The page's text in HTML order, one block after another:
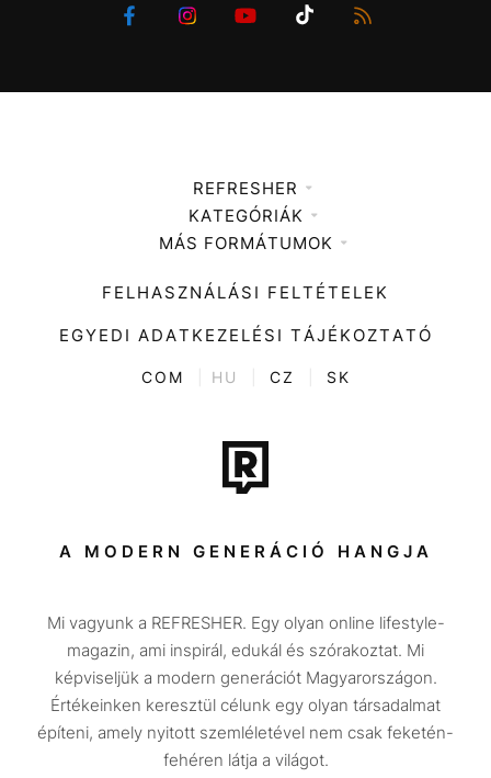
REFRESHER
Médiaajánlat
KATEGÓRIÁK
Zene
Divat
Kultúra
ENTR
Tech-Tudomány
Sport
Társadalom
Utazás
Életmód
Design
Beszélgetések
MÁS FORMÁTUMOK
FELHASZNÁLÁSI FELTÉTELEK
EGYEDI ADATKEZELÉSI TÁJÉKOZTATÓ
COM HU CZ SK
A MODERN GENERÁCIÓ HANGJA
Mi vagyunk a REFRESHER. Egy olyan online lifestyle-
magazin, ami inspirál, edukál és szórakoztat. Mi
képviseljük a modern generációt Magyarországon.
Értékeinken keresztül célunk egy olyan társadalmat
építeni, amely nyitott szemléletével nem csak feketén-
fehéren látja a világot.